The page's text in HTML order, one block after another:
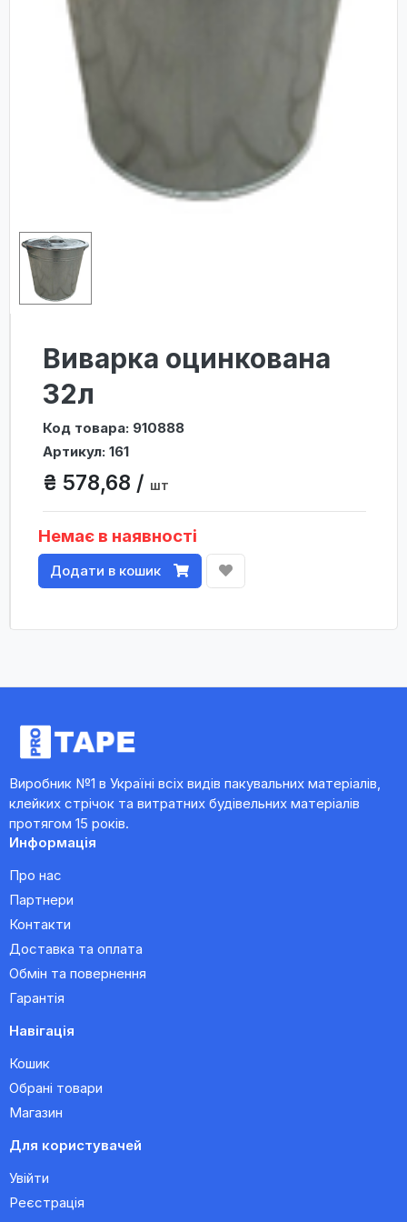
Виварка оцинкована
32л
Код товара: 910888
Артикул: 161
₴ 578,68 / шт
Немає в наявності
Додати в кошик
Виробник №1 в Україні всіх видів пакувальних матеріалів,
клейких стрічок та витратних будівельних матеріалів
протягом 15 років.
Информація
Про нас
Партнери
Контакти
Доставка та оплата
Обмін та повернення
Гарантія
Навігація
Кошик
Обрані товари
Магазин
Для користувачей
Увійти
Реєстрація